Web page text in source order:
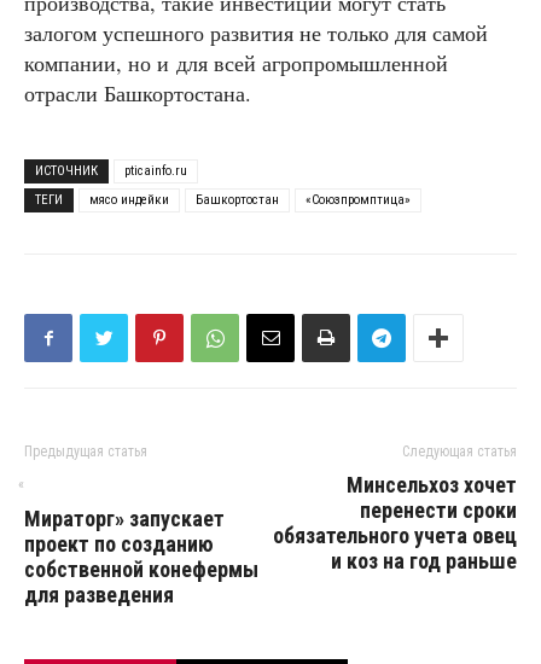
залогом успешного развития не только для самой
компании, но и для всей агропромышленной
отрасли Башкортостана.
ИСТОЧНИК
pticainfo.ru
ТЕГИ
мясо индейки Башкортостан «Союзпромптица»
Предыдущая статья
«
Мираторг» запускает
проект по созданию
собственной конефермы
для разведения
Следующая статья
Минсельхоз хочет
перенести сроки
обязательного учета овец
и коз на год раньше